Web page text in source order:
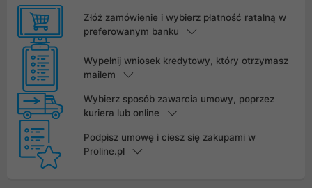
Złóż zamówienie i wybierz płatność ratalną w
preferowanym banku
Wypełnij wniosek kredytowy, który otrzymasz
mailem
Wybierz sposób zawarcia umowy, poprzez
kuriera lub online
Podpisz umowę i ciesz się zakupami w
Proline.pl